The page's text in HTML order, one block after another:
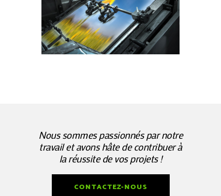
Nous sommes passionnés par notre
travail et avons hâte de contribuer à
la réussite de vos projets !
CONTACTEZ-NOUS